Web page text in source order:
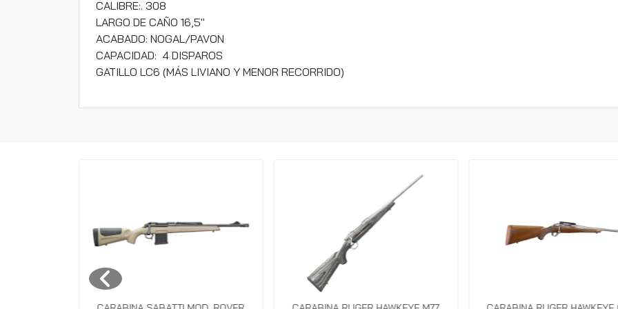
CALIBRE:. 308
LARGO DE CAÑO 16,5"
ACABADO: NOGAL/PAVON
CAPACIDAD: 4 DISPAROS
GATILLO LC6 (MÁS LIVIANO Y MENOR RECORRIDO)